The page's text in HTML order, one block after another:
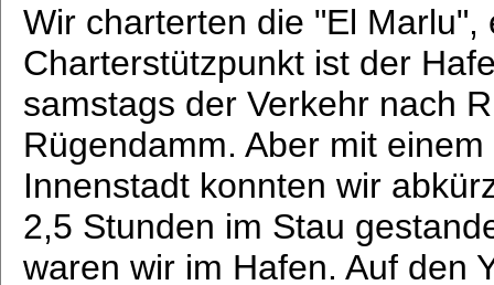
Wir charterten die "El
Charterstützpunkt ist der
samstags der Verkehr nach
Rügendamm. Aber mit
Innenstadt konnten wir
2,5 Stunden im Stau
waren wir im Hafen. Auf den